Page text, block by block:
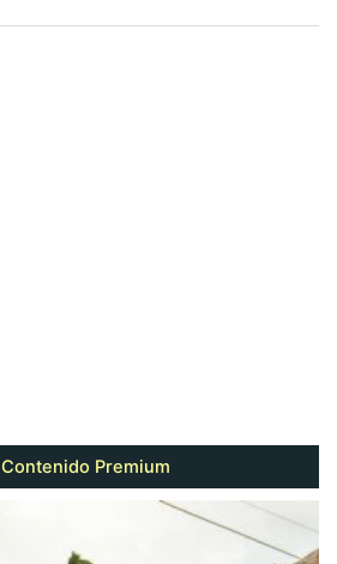
Contenido Premium